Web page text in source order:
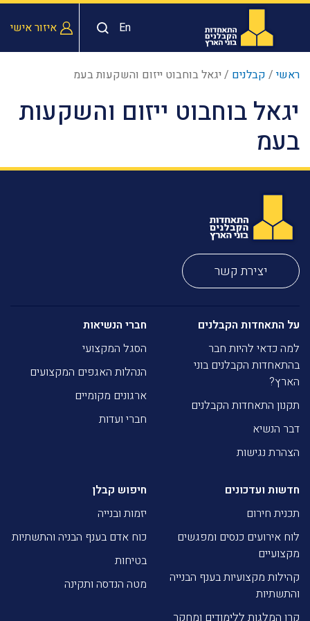
En איזור אישי
ראשי / קבלנים / יגאל בוחבוט ייזום והשקעות בעמ
יגאל בוחבוט ייזום והשקעות
בעמ
יצירת קשר
על התאחדות הקבלנים
למה כדאי להיות חבר
בהתאחדות הקבלנים בוני
הארץ?
תקנון התאחדות הקבלנים
דבר הנשיא
הצהרת נגישות
חברי הנשיאות
הסגל המקצועי
הנהלות האגפים המקצועים
ארגונים מקומיים
חברי ועדות
חדשות ועדכונים
תכנית חירום
לוח אירועים כנסים ומפגשים
מקצועיים
קהילות מקצועיות בענף הבנייה
והתשתיות
קרן המלגות ללימודים ומחקר
חיפוש קבלן
יזמות ובנייה
כוח אדם בענף הבניה והתשתיות
בטיחות
מטה הנדסה ותקינה